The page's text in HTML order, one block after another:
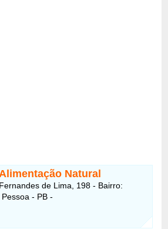
Natural
de Lima, 198 - Bairro:
- PB -